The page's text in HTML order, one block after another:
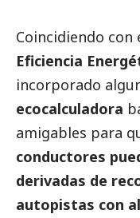
Coincidiendo con
Eficiencia
incorporado
ecocalculadora
amigables para
conductores
derivadas de
autopistas con